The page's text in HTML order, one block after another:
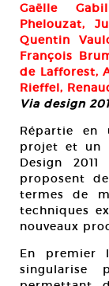
Gaëlle
Phelouzat,
Quentin
François
de Lafforest,
Rieffel,
Via design
Répartie en
projet et un
Design
proposent
termes de
techniques
nouveaux
En premier
singularise